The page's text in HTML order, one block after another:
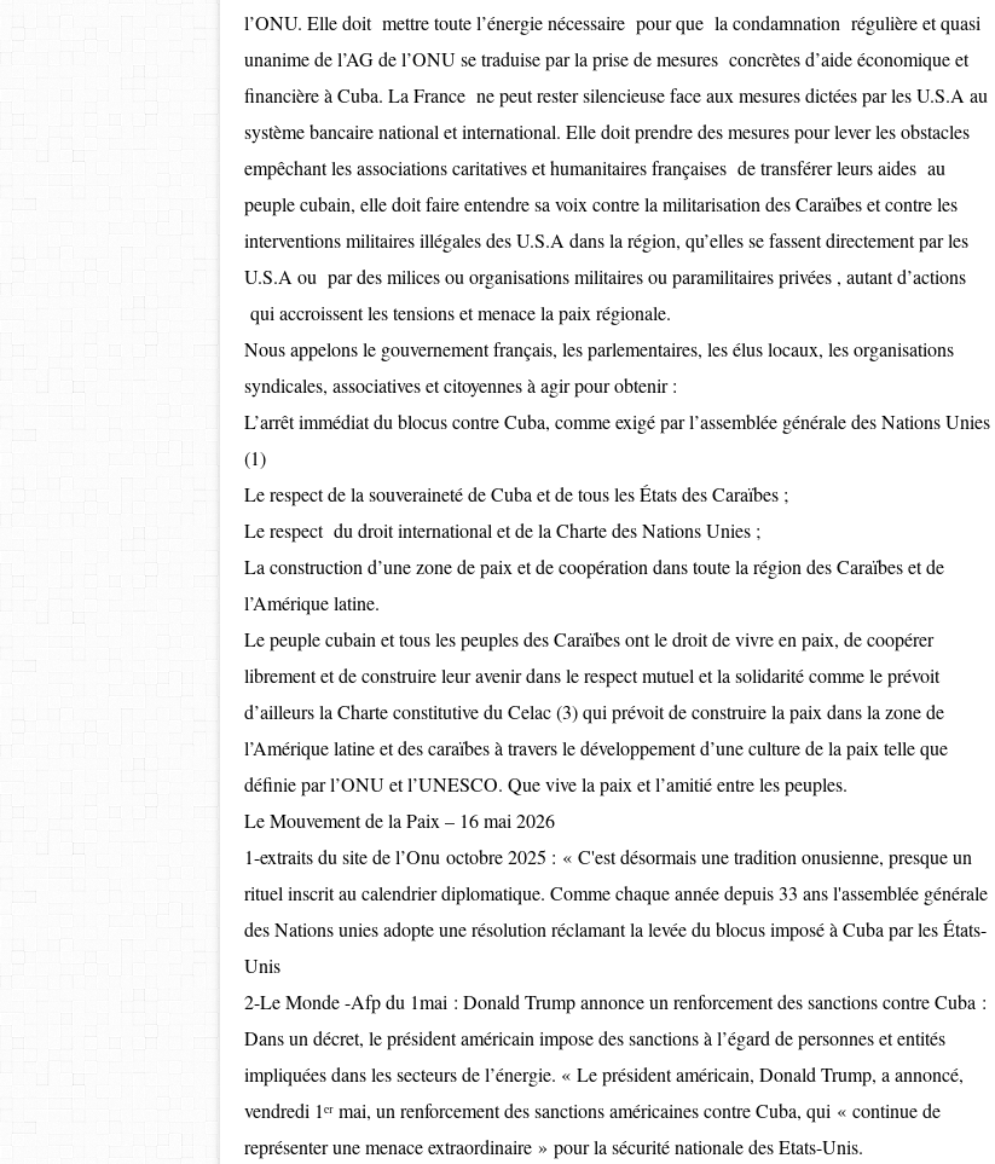
l’ONU. Elle doit mettre toute l’énergie nécessaire pour que la condamnation régulière et quasi
unanime de l’AG de l’ONU se traduise par la prise de mesures concrètes d’aide économique et
financière à Cuba. La France ne peut rester silencieuse face aux mesures dictées par les U.S.A au
système bancaire national et international. Elle doit prendre des mesures pour lever les obstacles
empêchant les associations caritatives et humanitaires françaises de transférer leurs aides au
peuple cubain, elle doit faire entendre sa voix contre la militarisation des Caraïbes et contre les
interventions militaires illégales des U.S.A dans la région, qu’elles se fassent directement par les
U.S.A ou par des milices ou organisations militaires ou paramilitaires privées , autant d’actions
qui accroissent les tensions et menace la paix régionale.
Nous appelons le gouvernement français, les parlementaires, les élus locaux, les organisations
syndicales, associatives et citoyennes à agir pour obtenir :
L’arrêt immédiat du blocus contre Cuba, comme exigé par l’assemblée générale des Nations Unies
(1)
Le respect de la souveraineté de Cuba et de tous les États des Caraïbes ;
Le respect du droit international et de la Charte des Nations Unies ;
La construction d’une zone de paix et de coopération dans toute la région des Caraïbes et de
l’Amérique latine.
Le peuple cubain et tous les peuples des Caraïbes ont le droit de vivre en paix, de coopérer
librement et de construire leur avenir dans le respect mutuel et la solidarité comme le prévoit
d’ailleurs la Charte constitutive du Celac (3) qui prévoit de construire la paix dans la zone de
l’Amérique latine et des caraïbes à travers le développement d’une culture de la paix telle que
définie par l’ONU et l’UNESCO. Que vive la paix et l’amitié entre les peuples.
Le Mouvement de la Paix – 16 mai 2026
1-extraits du site de l’Onu octobre 2025 : « C'est désormais une tradition onusienne, presque un
rituel inscrit au calendrier diplomatique. Comme chaque année depuis 33 ans l'assemblée générale
des Nations unies adopte une résolution réclamant la levée du blocus imposé à Cuba par les États-
Unis
2-Le Monde -Afp du 1mai : Donald Trump annonce un renforcement des sanctions contre Cuba :
Dans un décret, le président américain impose des sanctions à l’égard de personnes et entités
impliquées dans les secteurs de l’énergie. « Le président américain, Donald Trump, a annoncé,
vendredi 1ᵉʳ mai, un renforcement des sanctions américaines contre Cuba, qui « continue de
représenter une menace extraordinaire » pour la sécurité nationale des Etats-Unis.